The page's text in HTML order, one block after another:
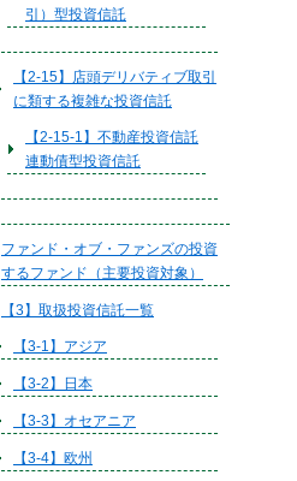
引）型投資信託
【2-15】店頭デリバティブ取引
に類する複雑な投資信託
【2-15-1】不動産投資信託
連動債型投資信託
ファンド・オブ・ファンズの投資
するファンド（主要投資対象）
【3】取扱投資信託一覧
【3-1】アジア
【3-2】日本
【3-3】オセアニア
【3-4】欧州